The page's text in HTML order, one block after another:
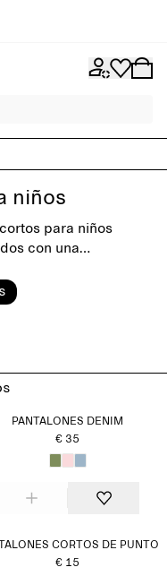
niños
para niños
con una
crea una base
PANTALONES DENIM
€ 35
CORTOS DE PUNTO
€ 15